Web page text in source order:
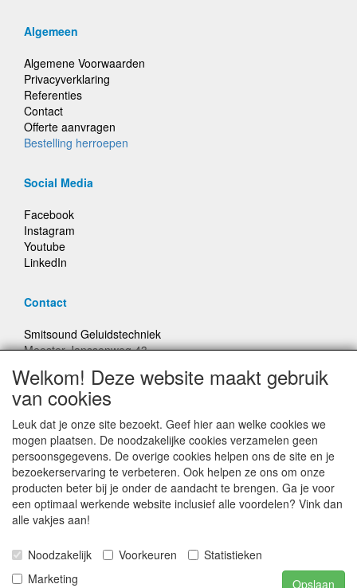
Algemeen
Algemene Voorwaarden
Privacyverklaring
Referenties
Contact
Offerte aanvragen
Bestelling herroepen
Social Media
Facebook
Instagram
Youtube
LinkedIn
Contact
Smitsound Geluidstechniek
Meester Janssenweg 43
E-mail: info@smitsound.nl
Telefoon: +31-(0)6-22256322
Bestellingen binnen Nederland, ongeacht gewicht, verstuurd
voor € 6,95
Prijzen inclusief 21% BTW, tenzij anders vermeldt
© Smitsound Geluidstechniek 2024, alle rechten
Welkom! Deze website maakt gebruik
van cookies
Leuk dat je onze site bezoekt. Geef hier aan welke cookies we
mogen plaatsen. De noodzakelijke cookies verzamelen geen
persoonsgegevens. De overige cookies helpen ons de site en je
bezoekerservaring te verbeteren. Ook helpen ze ons om onze
producten beter bij je onder de aandacht te brengen. Ga je voor
een optimaal werkende website inclusief alle voordelen? Vink dan
alle vakjes aan!
Noodzakelijk Voorkeuren
Statistieken
Marketing
Opslaan